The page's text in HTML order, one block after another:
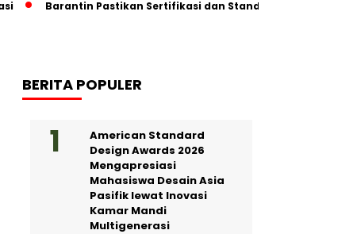
Barantin Pastikan Sertifikasi dan Standar Ketat untuk
BERITA POPULER
American Standard
Design Awards 2026
Mengapresiasi
Mahasiswa Desain Asia
Pasifik lewat Inovasi
Kamar Mandi
Multigenerasi